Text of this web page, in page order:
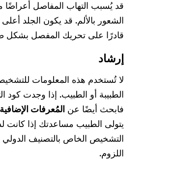
قد يُسبب التهاب المفاصل
الشعور بالألم. قد يكون الجلد
قادرًا على تحريك المفصل بشكل
إرشاد
لا تُستخدم هذه المعلومات
فابحث أيضًا عن المُعرفات الإضافية
يتولى الطبيب مساعدتك إذا
اللزوم.